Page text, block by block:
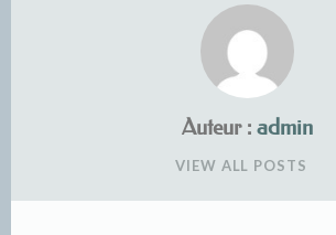
Auteur : admin
VIEW ALL POSTS